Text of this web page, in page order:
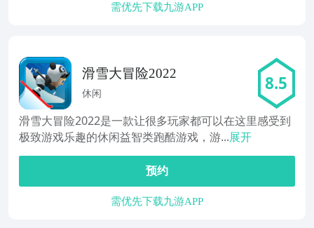
需优先下载九游APP
滑雪大冒险2022
休闲 8.5
滑雪大冒险2022是一款让很多玩家都可以在这里感受到
极致游戏乐趣的休闲益智类跑酷游戏，游...展开
预约
需优先下载九游APP